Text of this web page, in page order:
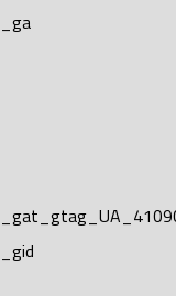
_ga
_gid